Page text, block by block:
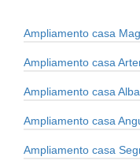
Ampliamento casa
Ampliamento casa
Ampliamento casa
Ampliamento casa
Ampliamento casa